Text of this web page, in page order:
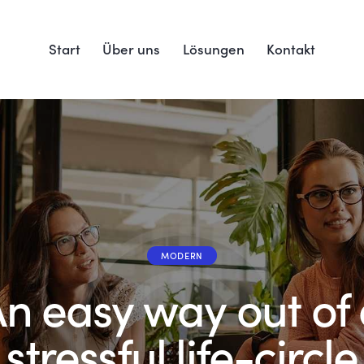
Start Über uns Lösungen Kontakt
MODERN
easy way out of